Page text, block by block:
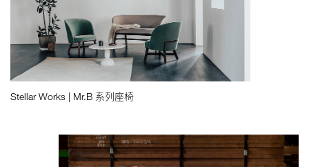
Stellar Works | Mr.B 系列座椅